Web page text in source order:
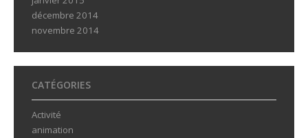
décembre 2014
novembre 2014
CATÉGORIES
Activité
animation